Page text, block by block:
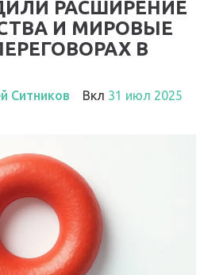
РАСШИРЕНИЕ
И МИРОВЫЕ
В
Ситников Вкл 31 июл 2025